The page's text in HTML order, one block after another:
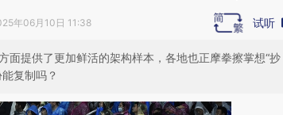
年06月10日 11:38 试听
面提供了更加鲜活的架构样本，各地也正摩拳擦掌想“抄
复制吗？